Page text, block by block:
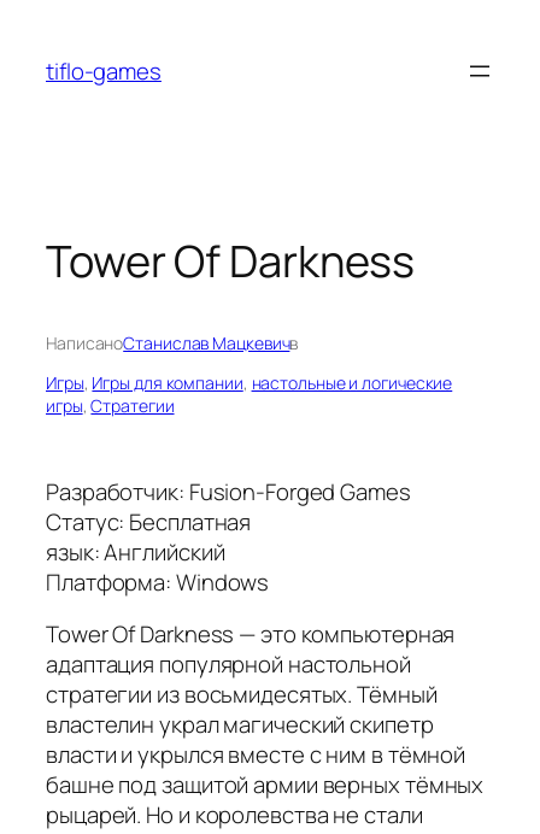
содержимому
tiflo-games
Tower Of Darkness
НаписаноСтанислав Мацкевичв
Игры, Игры для компании, настольные и логические
игры, Стратегии
Разработчик: Fusion-Forged Games
Статус: Бесплатная
язык: Английский
Платформа: Windows
Tower Of Darkness — это компьютерная
адаптация популярной настольной
стратегии из восьмидесятых. Тёмный
властелин украл магический скипетр
власти и укрылся вместе с ним в тёмной
башне под защитой армии верных тёмных
рыцарей. Но и королевства не стали